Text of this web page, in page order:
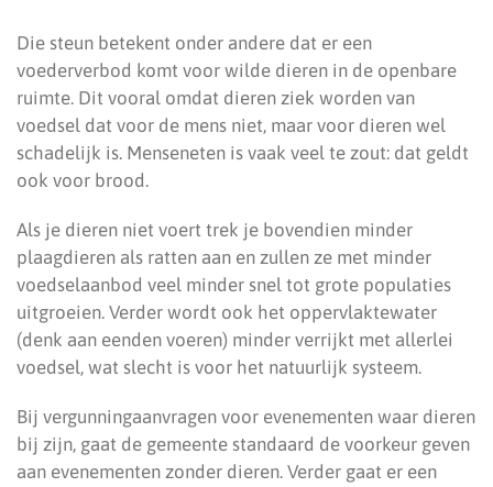
Die steun betekent onder andere dat er een
voederverbod komt voor wilde dieren in de openbare
ruimte. Dit vooral omdat dieren ziek worden van
voedsel dat voor de mens niet, maar voor dieren wel
schadelijk is. Menseneten is vaak veel te zout: dat geldt
ook voor brood.
Als je dieren niet voert trek je bovendien minder
plaagdieren als ratten aan en zullen ze met minder
voedselaanbod veel minder snel tot grote populaties
uitgroeien. Verder wordt ook het oppervlaktewater
(denk aan eenden voeren) minder verrijkt met allerlei
voedsel, wat slecht is voor het natuurlijk systeem.
Bij vergunningaanvragen voor evenementen waar dieren
bij zijn, gaat de gemeente standaard de voorkeur geven
aan evenementen zonder dieren. Verder gaat er een